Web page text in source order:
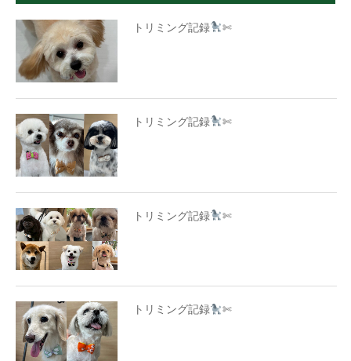
トリミング記録 ✄
トリミング記録 ✄
トリミング記録 ✄
トリミング記録 ✄